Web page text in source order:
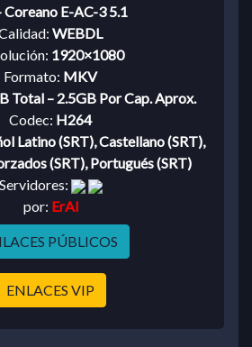
Coreano E-AC-3 5.1
WEBDL
1920×1080
Formato: MKV
Total – 2.5GB Por Cap. Aprox.
Codec: H264
Latino (SRT), Castellano (SRT),
(SRT), Portugués (SRT)
Servidores:
por: ErAl
PÚBLICOS
ENLACES VIP